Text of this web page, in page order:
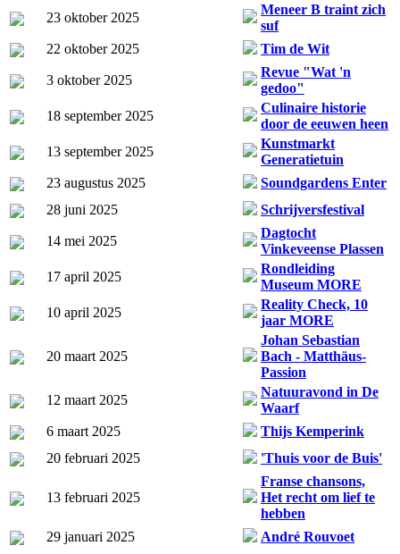
23 oktober 2025
Meneer B traint zich
suf
22 oktober 2025
Tim de Wit
3 oktober 2025
Revue "Wat 'n
gedoo"
18 september 2025
Culinaire historie
door de eeuwen heen
13 september 2025
Kunstmarkt
Generatietuin
23 augustus 2025
Soundgardens Enter
28 juni 2025
Schrijversfestival
14 mei 2025
Dagtocht
Vinkeveense Plassen
17 april 2025
Rondleiding
Museum MORE
10 april 2025
Reality Check, 10
jaar MORE
20 maart 2025
Johan Sebastian
Bach - Matthäus-
Passion
12 maart 2025
Natuuravond in De
Waarf
6 maart 2025
Thijs Kemperink
20 februari 2025
'Thuis voor de Buis'
13 februari 2025
Franse chansons,
Het recht om lief te
hebben
29 januari 2025
André Rouvoet